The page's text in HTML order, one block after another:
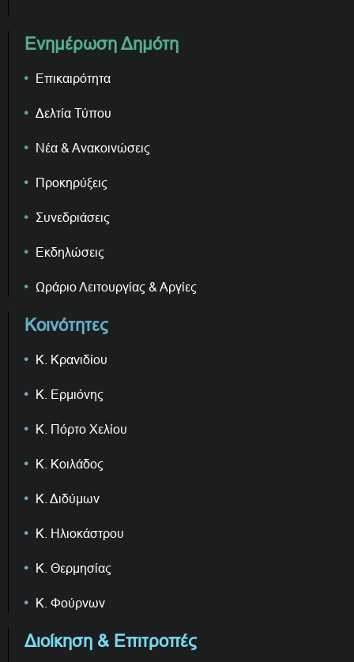
Ενημέρωση Δημότη
Επικαιρότητα
Δελτία Τύπου
Νέα & Ανακοινώσεις
Προκηρύξεις
Συνεδριάσεις
Εκδηλώσεις
Ωράριο Λειτουργίας & Αργίες
Κοινότητες
Κ. Κρανιδίου
Κ. Ερμιόνης
Κ. Πόρτο Χελίου
Κ. Κοιλάδος
Κ. Διδύμων
Κ. Ηλιοκάστρου
Κ. Θερμησίας
Κ. Φούρνων
Διοίκηση & Επιτροπές